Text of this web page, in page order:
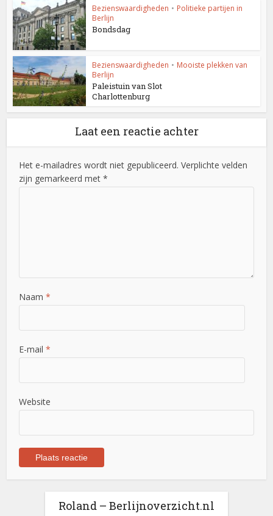
Bezienswaardigheden • Politieke partijen in
Berlijn
Bondsdag
Bezienswaardigheden • Mooiste plekken van
Berlijn
Paleistuin van Slot
Charlottenburg
Laat een reactie achter
Het e-mailadres wordt niet gepubliceerd. Verplichte velden
zijn gemarkeerd met *
Naam*
E-mail*
Website
Roland – Berlijnoverzicht.nl